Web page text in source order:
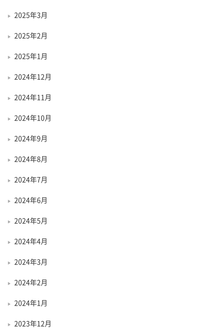
2025年3月
2025年2月
2025年1月
2024年12月
2024年11月
2024年10月
2024年9月
2024年8月
2024年7月
2024年6月
2024年5月
2024年4月
2024年3月
2024年2月
2024年1月
2023年12月